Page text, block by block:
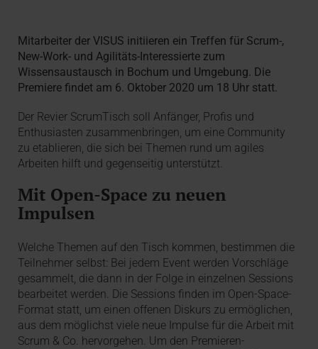
Mitarbeiter der VISUS initiieren ein Treffen für Scrum-,
New-Work- und Agilitäts-Interessierte zum
Wissensaustausch in Bochum und Umgebung. Die
Premiere findet am 6. Oktober 2020 um 18 Uhr statt.
Der Revier ScrumTisch soll Anfänger, Profis und
Enthusiasten zusammenbringen, um eine Community
zu etablieren, die sich bei Themen rund um agiles
Arbeiten hilft und gegenseitig unterstützt.
Mit Open-Space zu neuen
Impulsen
Welche Themen auf den Tisch kommen, bestimmen die
Teilnehmer selbst: Bei jedem Event werden Vorschläge
gesammelt, die dann in der Folge in einzelnen Sessions
bearbeitet werden. Die Sessions finden im Open-Space-
Format statt, um einen offenen Diskurs zu ermöglichen,
aus dem möglichst viele neue Impulse für die Arbeit mit
Scrum & Co. hervorgehen. Um den Premieren-